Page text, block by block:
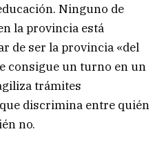
Ninguno de
la provincia está
de ser la provincia «del
consigue un turno en un
trámites
discrimina entre quién
no.